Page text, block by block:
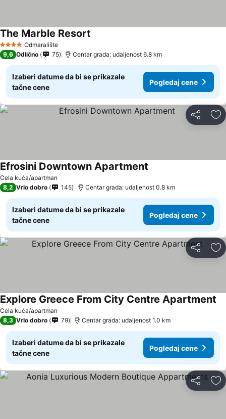
4 ZvezdiceOdmaralište
The Marble Resort
9,6 Odlično 75 Centar grada: udaljenost 6.8 km
Izaberi datume da bi se prikazale
tačne cene
Pogledaj cene
Deli
Cela kuća/apartman
Efrosini Downtown Apartment
8,2 Vrlo dobro 145 Centar grada: udaljenost 0.8 km
Izaberi datume da bi se prikazale
tačne cene
Pogledaj cene
Deli
Cela kuća/apartman
Explore Greece From City Centre Apartment
8,3 Vrlo dobro 79 Centar grada: udaljenost 1.0 km
Izaberi datume da bi se prikazale
tačne cene
Pogledaj cene
Deli